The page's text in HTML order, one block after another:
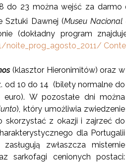
23 można wejść za darmo
Sztuki Dawnej (Museu Nacional
(dokładny program
noite_prog_agosto_2011/
(klasztor Hieronimitów) oraz w
od 10 do 14 (bilety normalne do
W pozostałe dni można
), który umożliwia zwiedzenie
skorzystać z okazji i zajrzeć do
dla Portugalii
zwłaszcza misternie
sarkofagi cenionych postaci: